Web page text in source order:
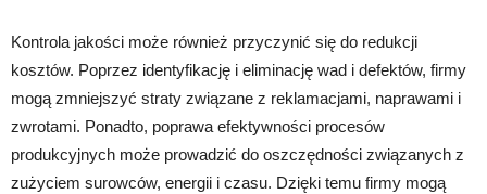
Kontrola jakości może również przyczynić się do redukcji
kosztów. Poprzez identyfikację i eliminację wad i defektów, firmy
mogą zmniejszyć straty związane z reklamacjami, naprawami i
zwrotami. Ponadto, poprawa efektywności procesów
produkcyjnych może prowadzić do oszczędności związanych z
zużyciem surowców, energii i czasu. Dzięki temu firmy mogą